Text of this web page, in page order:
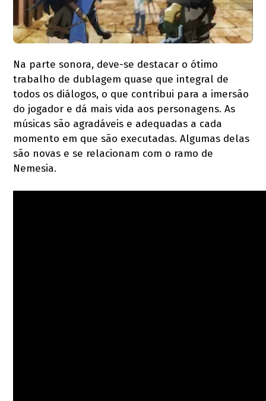
Na parte sonora, deve-se destacar o ótimo
trabalho de dublagem quase que integral de
todos os diálogos, o que contribui para a imersão
do jogador e dá mais vida aos personagens. As
músicas são agradáveis e adequadas a cada
momento em que são executadas. Algumas delas
são novas e se relacionam com o ramo de
Nemesia.